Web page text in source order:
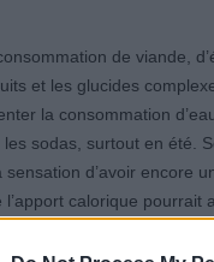
de viande,
et les glucides
la consommation
sodas, surtout en été.
d’avoir encore
calorique pourrait
favoriser la longévité.